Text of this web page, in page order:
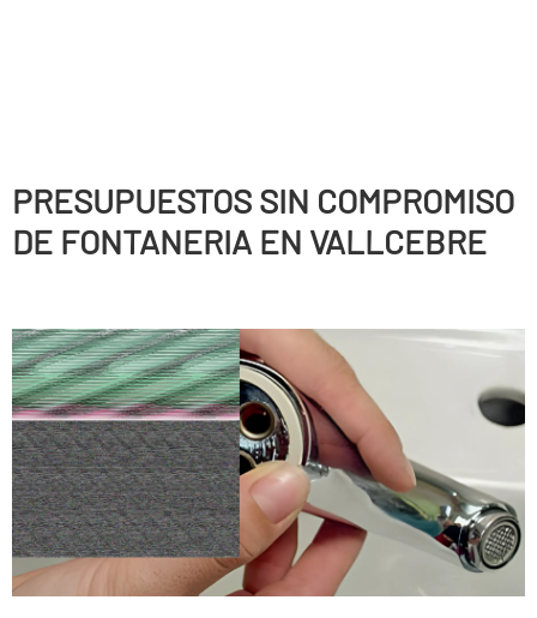
PRESUPUESTOS SIN COMPROMISO
DE FONTANERIA EN VALLCEBRE